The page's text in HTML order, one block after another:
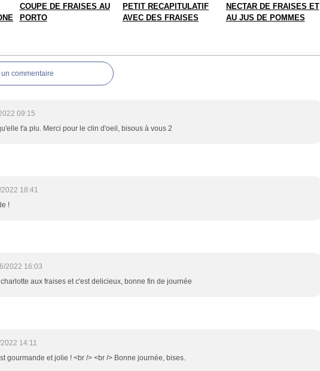
COUPE DE FRAISES AU
PORTO
PETIT RECAPITULATIF
AVEC DES FRAISES
NECTAR DE FRAISES ET
AU JUS DE POMMES
commentaire
09:15
t'a plu. Merci pour le clin d'oeil, bisous à vous 2
18:41
!
2022 16:03
aux fraises et c'est delicieux, bonne fin de journée
14:11
gourmande et jolie ! <br /> <br /> Bonne journée, bises.